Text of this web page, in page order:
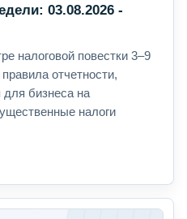
03.08.2026 -
налоговой повестки 3–9
отчетности,
для бизнеса на
налоги